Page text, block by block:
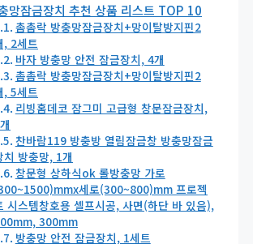
망잠금장치 추천 상품 리스트 TOP 10
촘촘락 방충망잠금장치+망이탈방지핀2
, 2세트
바자 방충망 안전 잠금장치, 4개
촘촘락 방충망잠금장치+망이탈방지핀2
, 5세트
리빙홈데코 잠그미 고급형 창문잠금장치,
찬바람119 방충방 열림잠금창 방충망잠금
치 방충망, 1개
창문형 상하식ok 롤방충망 가로
세로(300~800)mm 프로젝
시스템창호용 셀프시공, 사면(하단 바 있음),
300mm
방충망 안전 잠금장치, 1세트